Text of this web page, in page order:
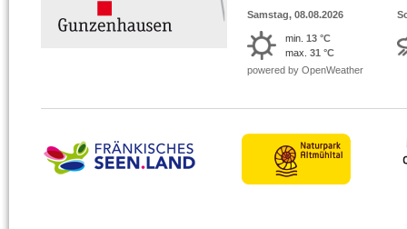
Samstag, 08.08.2026
min. 13 °C
max. 31 °C
powered by OpenWeather